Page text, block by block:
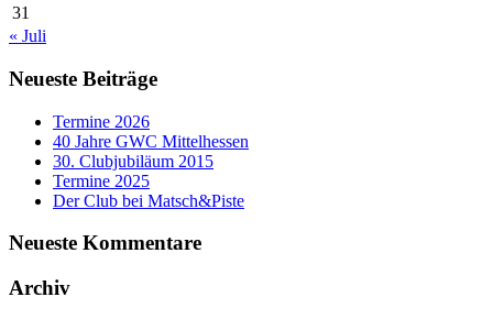
31
« Juli
Neueste Beiträge
Termine 2026
40 Jahre GWC Mittelhessen
30. Clubjubiläum 2015
Termine 2025
Der Club bei Matsch&Piste
Neueste Kommentare
Archiv